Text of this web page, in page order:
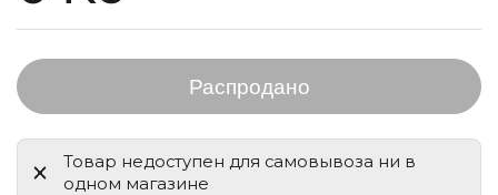
Распродано
Товар недоступен для самовывоза ни в
одном магазине